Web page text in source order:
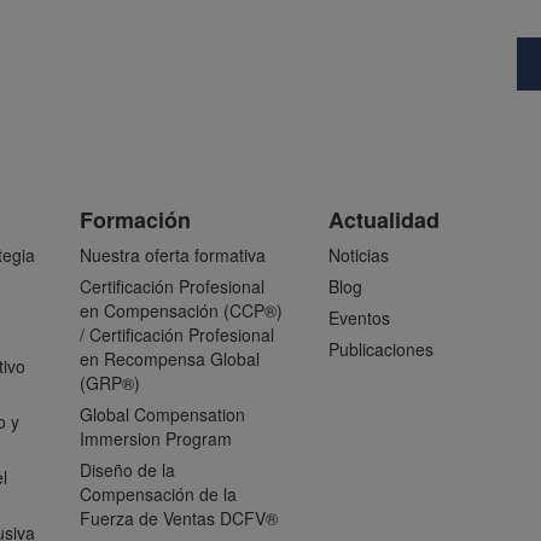
y
Formación
Nuestra oferta formativa
Certificación Profesional
en Compensación (CCP®)
/ Certificación Profesional
en Recompensa Global
(GRP®)
Global Compensation
Immersion Program
Diseño de la
Compensación de la
Fuerza de Ventas DCFV®
Actualidad
Noticias
Blog
Eventos
Publicaciones